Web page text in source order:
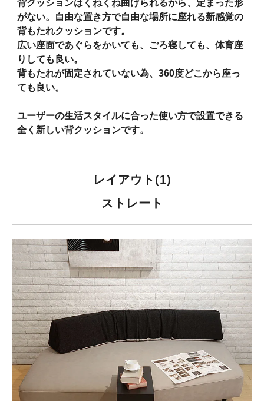
背クッションはくねくね曲げられるから、定まった形
がない。自由な置き方で自由な場所に座れる新感覚の
背もたれクッションです。
広い座面であぐらをかいても、ごろ寝しても、体育座
りしても良い。
背もたれが固定されていない為、360度どこから座っ
ても良い。
ユーザーの生活スタイルに合った使い方で設置できる
全く新しい背クッションです。
レイアウト(1)
ストレート